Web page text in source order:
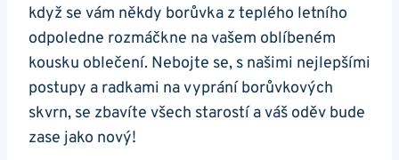
když se vám někdy borůvka z teplého letního
odpoledne rozmáčkne na vašem oblíbeném
kousku oblečení. Nebojte se, s našimi nejlepšími
postupy a radkami na vyprání borůvkových
skvrn, se zbavíte všech starostí a váš oděv bude
zase jako nový!